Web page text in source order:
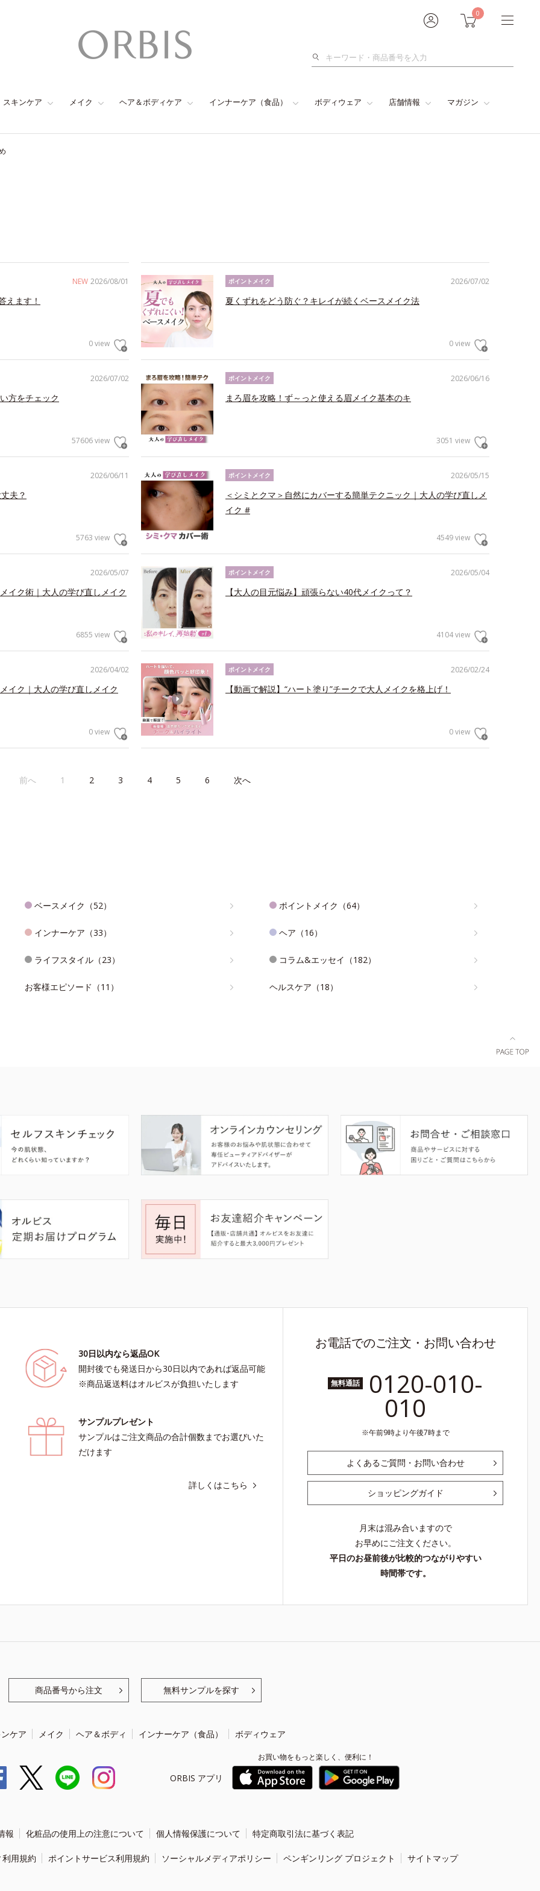
0
検
スキンケア メイク ヘア＆ボディケア インナーケア（食品） ボディウェア 店舗情報 マガジン
NEW 2026/08/01
えます！
0 view
2026/07/02
ポイントメイク
夏くずれをどう防ぐ？キレイが続くベースメイク法
0 view
2026/07/02
方をチェック
57606 view
2026/06/16
ポイントメイク
まろ眉を攻略！ず～っと使える眉メイク基本のキ
3051 view
2026/06/11
夫？
5763 view
2026/05/15
ポイントメイク
＜シミとクマ＞自然にカバーする簡単テクニック｜大人の学び直しメ
イク #
4549 view
2026/05/07
イク術｜大人の学び直しメイク
6855 view
2026/05/04
ポイントメイク
【大人の目元悩み】頑張らない40代メイクって？
4104 view
2026/04/02
イク｜大人の学び直しメイク
0 view
2026/02/24
ポイントメイク
【動画で解説】“ハート塗り”チークで大人メイクを格上げ！
0 view
前へ 1 2 3 4 5 6 次へ
ベースメイク（52） ポイントメイク（64）
インナーケア（33） ヘア（16）
ライフスタイル（23） コラム&エッセイ（182）
お客様エピソード（11） ヘルスケア（18）
30日以内なら返品OK
開封後でも発送日から30日以内であれば返品可能
※商品返送料はオルビスが負担いたします
サンプルプレゼント
サンプルはご注文商品の合計個数までお選びいた
だけます
詳しくはこちら
お電話でのご注文・お問い合わせ
無料通話 0120-010-
010
午前9時より午後7時まで
よくあるご質問・お問い合わせ
ショッピングガイド
月末は混み合いますので
お早めにご注文ください。
平日のお昼前後が比較的つながりやすい
時間帯です。
商品番号から注文 無料サンプルを探す
ケア メイク ヘア＆ボディ インナーケア（食品） ボディウェア
ORBIS アプリ
お買い物をもっと楽しく、便利に！
報 化粧品の使用上の注意について 個人情報保護について 特定商取引法に基づく表記
用規約 ポイントサービス利用規約 ソーシャルメディアポリシー ペンギンリング プロジェクト サイトマップ